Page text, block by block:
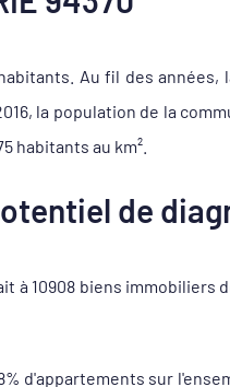
Au fil des
la population de la
habitants au km².
de
à 10908 biens
sur